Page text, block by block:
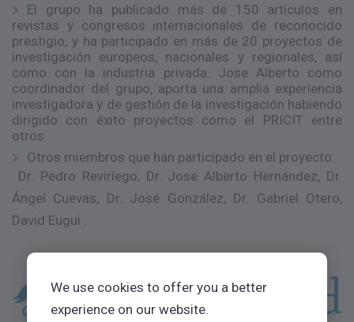
El grupo ha publicado más de 150 artículos en
revistas y congresos internacionales de reconocido
prestigio, y ha participado en más de 20 proyectos de
investigación europeos, nacionales y regionales, así
como con la industria privada. Jose Alberto como
coordinador del grupo, aporta una amplia experiencia
investigadora y de gestión de la investigación habiendo
dirigido con éxito proyectos como el PRICIT entre
otros.
Otros miembros que han participado en el proyecto:
Dr. Pedro Reviriego, Dr. Jose Alberto Hernández, Dr.
Ángel Cuevas, Dr. José González, Dr. Gabriel Otero,
David Eugui .
We use cookies to offer you a better
experience on our website.